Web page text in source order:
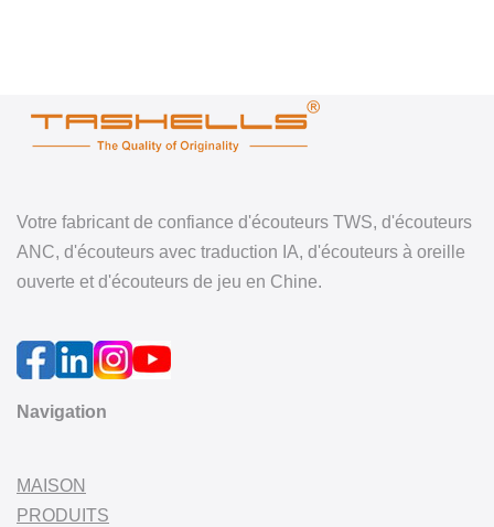
Votre fabricant de confiance d'écouteurs TWS, d'écouteurs
ANC, d'écouteurs avec traduction IA, d'écouteurs à oreille
ouverte et d'écouteurs de jeu en Chine.
Navigation
MAISON
PRODUITS